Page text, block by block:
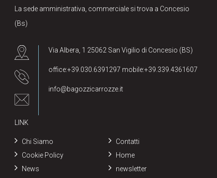
La sede amministrativa, commerciale si trova a Concesio
(Bs)
Via Albera, 1 25062 San Vigilio di Concesio (BS)
office:+39.030.6391297 mobile:+39.339.4361607
info@bagozzicarrozze.it
LINK
Chi Siamo
Contatti
Cookie Policy
Home
News
newsletter